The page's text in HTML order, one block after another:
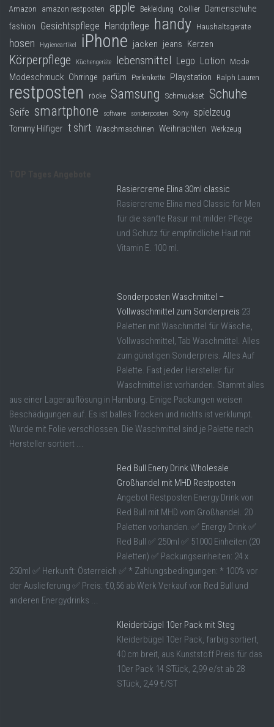
Amazon amazon restposten apple Bekleidung Collier Damenschuhe
fashion Gesichtspflege Handpflege handy Haushaltsgeräte
hosen Hygieneartikel iPhone jacken jeans Kerzen
Körperpflege Küchengeräte lebensmittel Lego Lotion Mode
Modeschmuck Ohrringe parfüm Perlenkette Playstation Ralph Lauren
restposten röcke Samsung Schmuckset Schuhe
Seife smartphone software sonderposten Sony spielzeug
Tommy Hilfiger t shirt Waschmaschinen Weihnachten Werkzeug
Rasiercreme Elina 30ml classic
Rasiercreme Elina med Classic for Men
für die sanfte Rasur mit milder Pflege
und Schutz für empfindliche Haut mit
Vitamin E. 100 ml.
Sonderposten Waschmittel –
Vollwaschmittel zum Sonderpreis 23
Paletten mit Waschmittel für Wäsche,
Vollwaschmittel, Tab Waschmittel. Alles
zum günstigen Sonderpreis. Alles Auf
Palette. Fast jeder Hersteller für
Waschmittel ist vorhanden. Stammt alles
aus einer Lagerauflösung in Hamburg. Einige Packungen weisen
Beschädigungen auf. Es ist balles Trocken und nichts ist verklumpt.
Wurde mit Folie verschlossen. Die Waschmittel sind je Palette nach
Hersteller sortiert ...
Red Bull Enery Drink Wholesale
Großhandel mit MHD Restposten
Angebot Restposten Energy Drink von
Red Bull mit MHD vom Großhandel. 20
Paletten vorhanden. ✅ Energy Drink ✅
Red Bull ✅ 250ml ✅ 51000 Einheiten (20
Paletten) ✅ Packungseinheiten: 24 x
250ml ✅ Herkunft: Österreich ✅ * Zahlungsbedingungen: * 100% vor
der Auslieferung ✅ Preis: €0,56 ab Werk Verkauf von Red Bull und
anderen Energydrinks ...
Kleiderbügel 10er Pack mit Steg
Kleiderbügel 10er Pack, farbig sortiert,
40 cm breit, aus Kunststoff Preis für das
10er Pack 14 STück, 2,99 e/st ab 28
STück, 2,49 €/ST